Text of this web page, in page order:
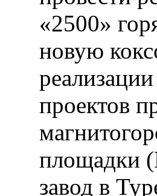
«2500»
новую
проектов
площадки
завод в